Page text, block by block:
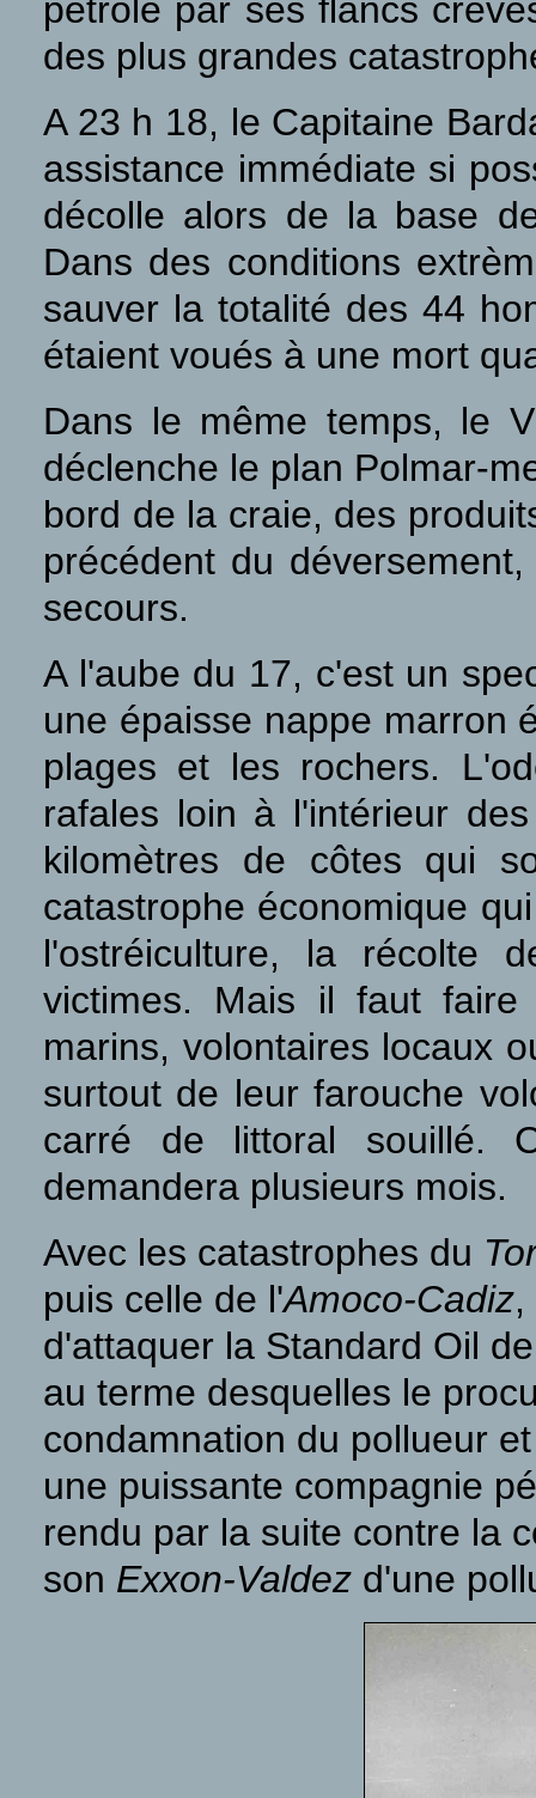
pétrole par ses flancs
des plus grandes
A 23 h 18, le Capitaine
assistance immédiate si
décolle alors de la base
Dans des conditions
sauver la totalité des 44
étaient voués à une mort
Dans le même temps, le
déclenche le plan Polmar-
bord de la craie, des
précédent du
secours.
A l'aube du 17, c'est un
une épaisse nappe marron
plages et les rochers.
rafales loin à l'intérieur
kilomètres de côtes qui
catastrophe économique
l'ostréiculture, la récolte
victimes. Mais il faut
marins, volontaires locaux
surtout de leur farouche
carré de littoral souillé.
demandera plusieurs mois.
Avec les catastrophes du
puis celle de l'Amoco-Cadiz
d'attaquer la Standard Oil
au terme desquelles le
condamnation du pollueur
une puissante compagnie
rendu par la suite contre la
son Exxon-Valdez d'une